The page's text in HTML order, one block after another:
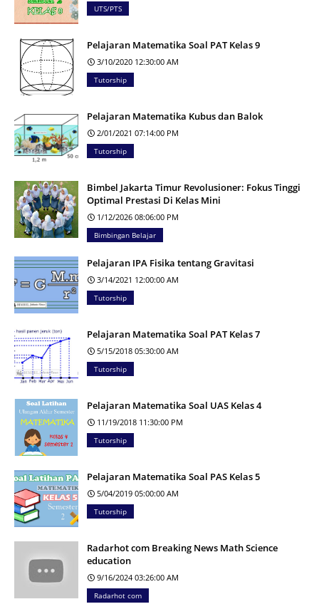
UTS/PTS
Pelajaran Matematika Soal PAT Kelas 9
3/10/2020 12:30:00 AM
Tutorship
Pelajaran Matematika Kubus dan Balok
2/01/2021 07:14:00 PM
Tutorship
Bimbel Jakarta Timur Revolusioner: Fokus Tinggi
Optimal Prestasi Di Kelas Mini
1/12/2026 08:06:00 PM
Bimbingan Belajar
Pelajaran IPA Fisika tentang Gravitasi
3/14/2021 12:00:00 AM
Tutorship
Pelajaran Matematika Soal PAT Kelas 7
5/15/2018 05:30:00 AM
Tutorship
Pelajaran Matematika Soal UAS Kelas 4
11/19/2018 11:30:00 PM
Tutorship
Pelajaran Matematika Soal PAS Kelas 5
5/04/2019 05:00:00 AM
Tutorship
Radarhot com Breaking News Math Science
education
9/16/2024 03:26:00 AM
Radarhot com